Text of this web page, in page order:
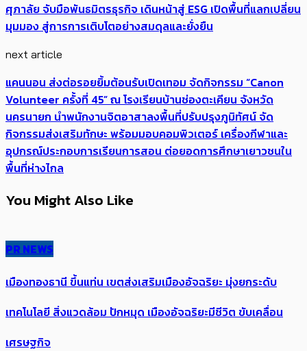
ศุภาลัย จับมือพันธมิตรธุรกิจ เดินหน้าสู่ ESG เปิดพื้นที่แลกเปลี่ยน
มุมมอง สู่การการเติบโตอย่างสมดุลและยั่งยืน
next article
แคนนอน ส่งต่อรอยยิ้มต้อนรับเปิดเทอม จัดกิจกรรม “Canon
Volunteer ครั้งที่ 45” ณ โรงเรียนบ้านช่องตะเคียน จังหวัด
นครนายก นำพนักงานจิตอาสาลงพื้นที่ปรับปรุงภูมิทัศน์ จัด
กิจกรรมส่งเสริมทักษะ พร้อมมอบคอมพิวเตอร์ เครื่องกีฬาและ
อุปกรณ์ประกอบการเรียนการสอน ต่อยอดการศึกษาเยาวชนใน
พื้นที่ห่างไกล
You Might Also Like
PR NEWS
เมืองทองธานี ขึ้นแท่น เขตส่งเสริมเมืองอัจฉริยะ มุ่งยกระดับ
เทคโนโลยี สิ่งแวดล้อม ปักหมุด เมืองอัจฉริยะมีชีวิต ขับเคลื่อน
เศรษฐกิจ